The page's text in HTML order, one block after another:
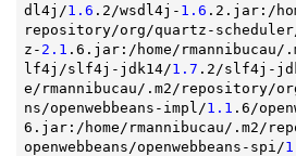
dl4j/1.6 .2/wsdl4j- 1.6 .2.jar:/
repository/org/quartz-
z- 2.1 .6.jar:/home/
lf4j/slf4j-jdk14/1.7 .2/slf4j-
e/rmannibucau/.m2/repository/
ns/openwebbeans-impl/1.1 .6/
6.jar:/home/rmannibucau/.m2/
openwebbeans/openwebbeans-spi/